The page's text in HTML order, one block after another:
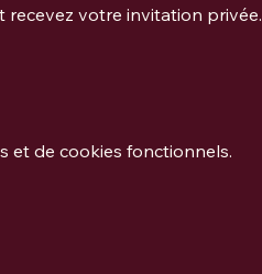
votre invitation privée.
et de cookies fonctionnels.